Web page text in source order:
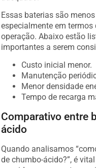
Essas baterias são
especialmente em termos
operação. Abaixo estão
importantes a serem
Custo inicial menor.
Manutenção
Menor densidade
Tempo de recarga
Comparativo entre
ácido
Quando analisamos
de chumbo-ácido?”, é